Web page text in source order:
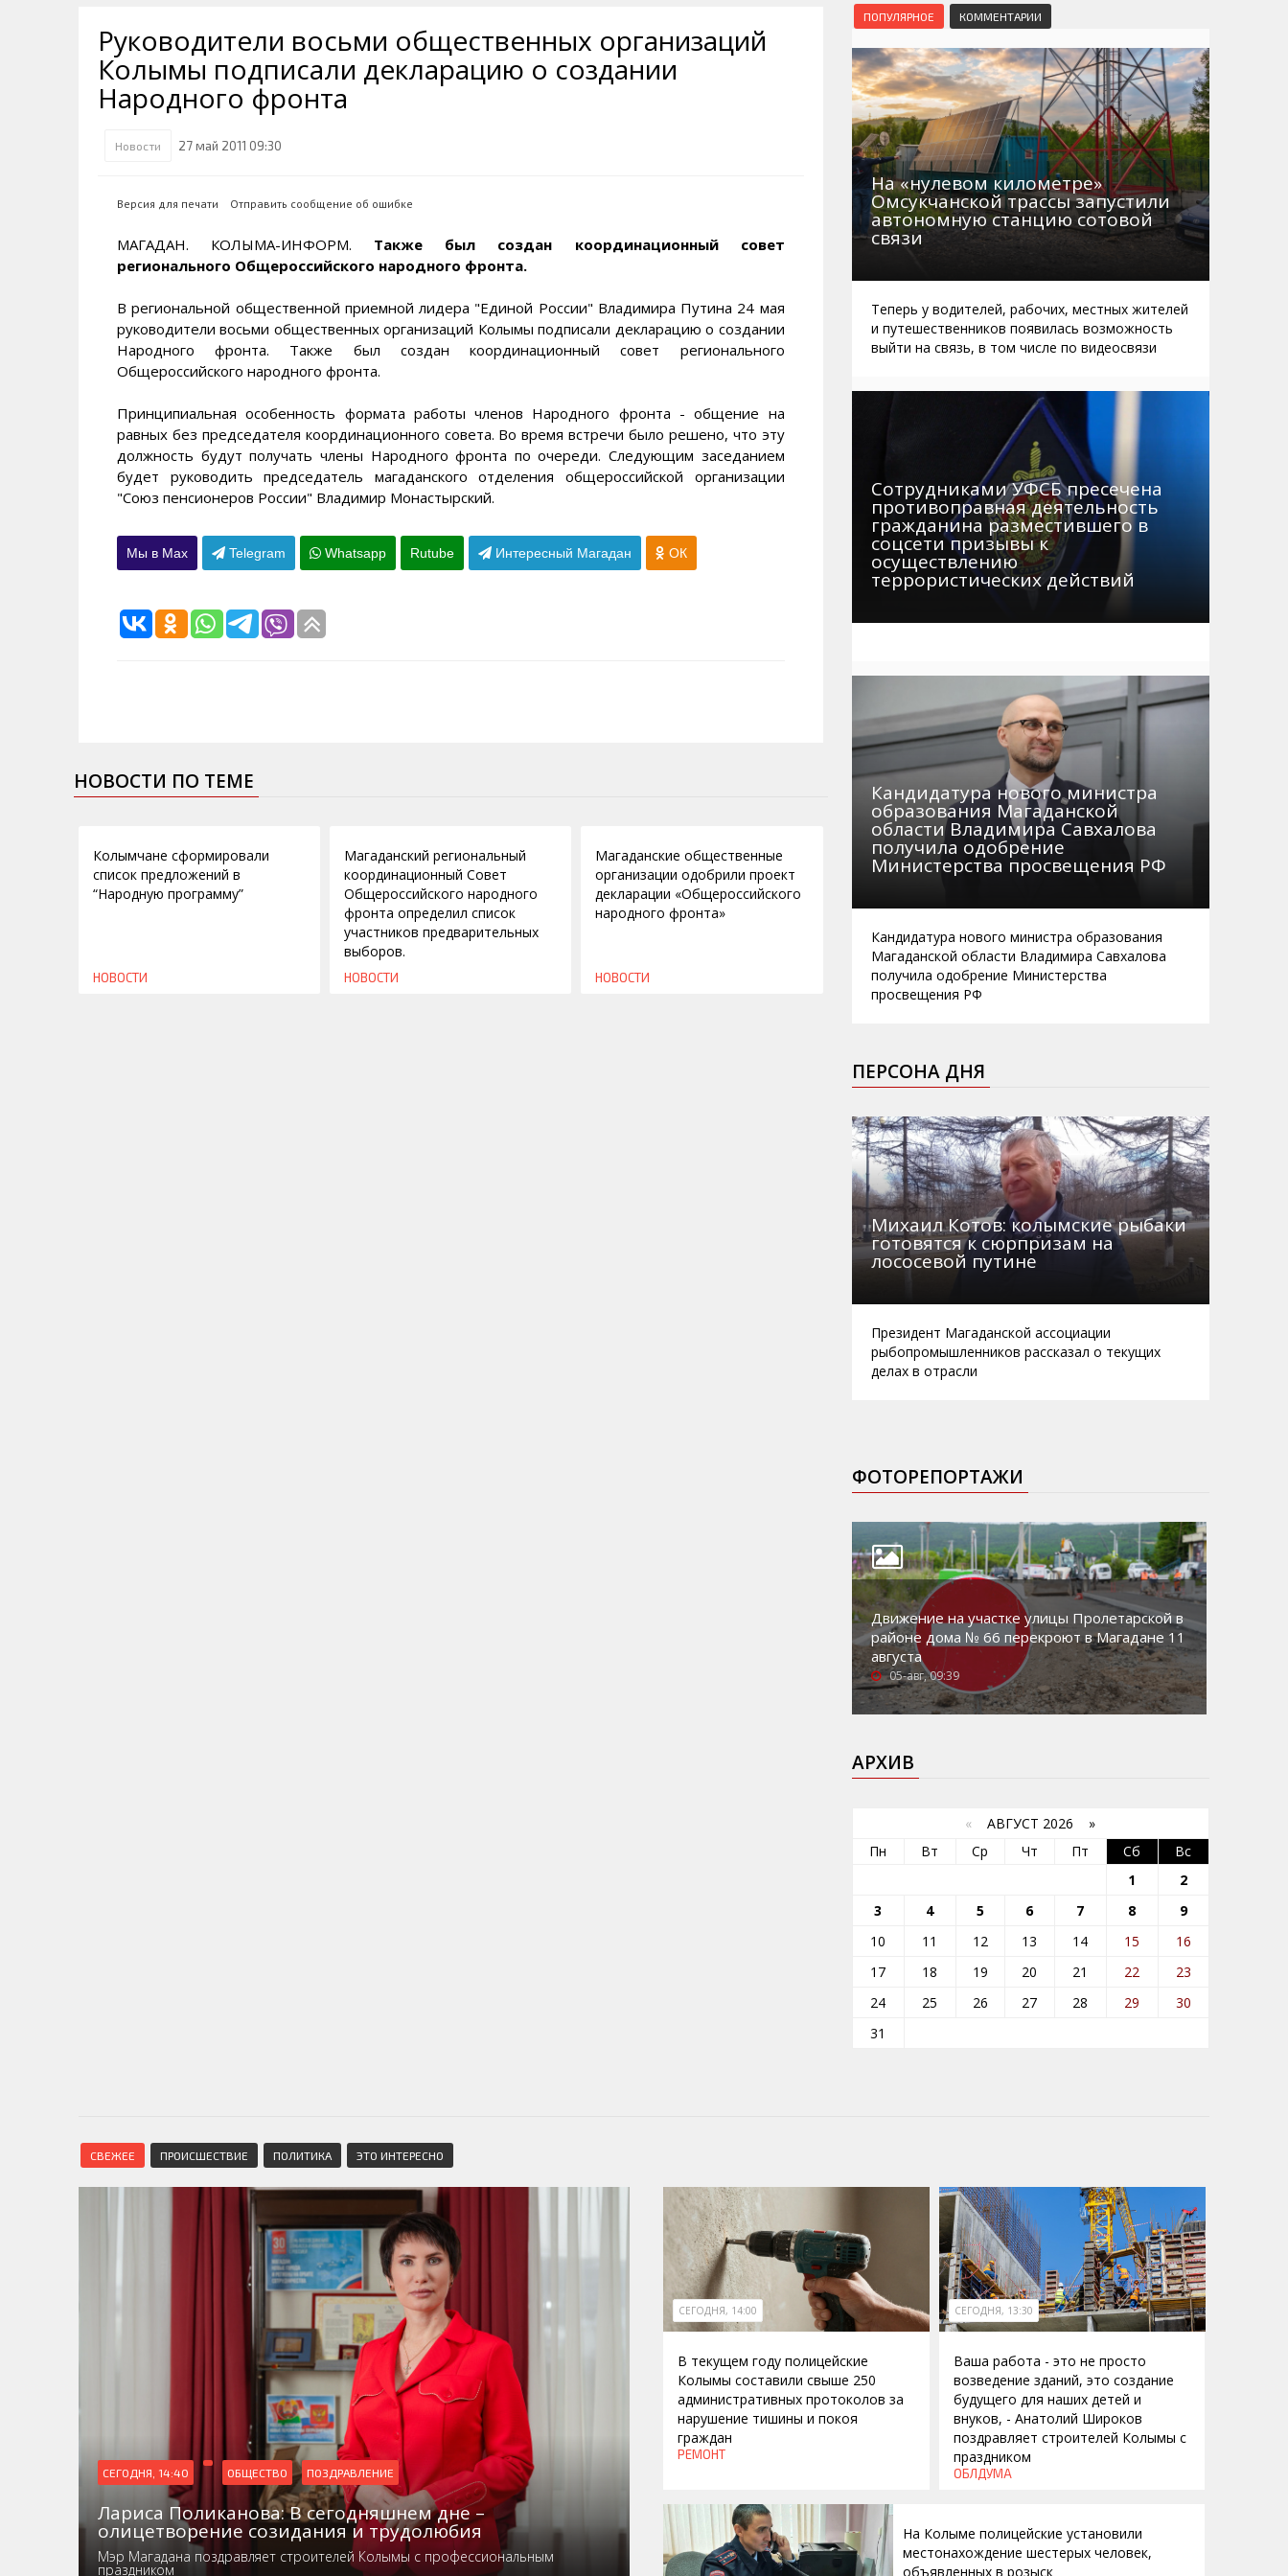
Их надо знать. Галерея славы
Колымы
Достопримечательности
Магадана и области
Туристическик маршруты
Песни о Колыме
Хранители экрана. Заставки
3D районы города
Фотоальбом
Маршруты. Улицы, остановки
Автобусы Магадан – Аэропорт
Таблица приливов отливов
Наркоте нет
Аэропорт Магадан
Полицейских не бить
Сельское хозяйство
Визит
Благоустройство
Косторезы Магадана
Профсоюзы
Мошенники
Интернет
Жилье
Не мусорить
Браконьеры
Руководители восьми общественных организаций
Колымы подписали декларацию о создании
Народного фронта
Новости 27 май 2011 09:30
Версия для печати Отправить сообщение об ошибке
МАГАДАН. КОЛЫМА-ИНФОРМ. Также был создан координационный совет
регионального Общероссийского народного фронта.
В региональной общественной приемной лидера "Единой России" Владимира Путина 24 мая
руководители восьми общественных организаций Колымы подписали декларацию о создании
Народного фронта. Также был создан координационный совет регионального
Общероссийского народного фронта.
Принципиальная особенность формата работы членов Народного фронта - общение на
равных без председателя координационного совета. Во время встречи было решено, что эту
должность будут получать члены Народного фронта по очереди. Следующим заседанием
будет руководить председатель магаданского отделения общероссийской организации
"Союз пенсионеров России" Владимир Монастырский.
Мы в Max Telegram Whatsapp Rutube Интересный Магадан ОК
НОВОСТИ ПО ТЕМЕ
Колымчане сформировали
список предложений в
“Народную программу”
НОВОСТИ
Магаданский региональный
координационный Совет
Общероссийского народного
фронта определил список
участников предварительных
выборов.
НОВОСТИ
Магаданские общественные
организации одобрили проект
декларации «Общероссийского
народного фронта»
НОВОСТИ
ПОПУЛЯРНОЕ КОММЕНТАРИИ
На «нулевом километре»
Омсукчанской трассы запустили
автономную станцию сотовой
связи
Теперь у водителей, рабочих, местных жителей
и путешественников появилась возможность
выйти на связь, в том числе по видеосвязи
Сотрудниками УФСБ пресечена
противоправная деятельность
гражданина разместившего в
соцсети призывы к
осуществлению
террористических действий
Кандидатура нового министра
образования Магаданской
области Владимира Савхалова
получила одобрение
Министерства просвещения РФ
Кандидатура нового министра образования
Магаданской области Владимира Савхалова
получила одобрение Министерства
просвещения РФ
ПЕРСОНА ДНЯ
Михаил Котов: колымские рыбаки
готовятся к сюрпризам на
лососевой путине
Президент Магаданской ассоциации
рыбопромышленников рассказал о текущих
делах в отрасли
ФОТОРЕПОРТАЖИ
Движение на участке улицы Пролетарской в
районе дома № 66 перекроют в Магадане 11
августа
05-авг, 09:39
АРХИВ
« АВГУСТ 2026 »
Пн
Вт Ср Чт Пт Сб
Вс
1
2
3
4 5 6 7 8
9
10
11 12 13 14 15
16
17
18 19 20 21 22
23
24
25 26 27 28 29
30
31
СВЕЖЕЕ ПРОИСШЕСТВИЕ ПОЛИТИКА ЭТО ИНТЕРЕСНО
СЕГОДНЯ, 14:40 ОБЩЕСТВО ПОЗДРАВЛЕНИЕ
Лариса Поликанова: В сегодняшнем дне –
олицетворение созидания и трудолюбия
Мэр Магадана поздравляет строителей Колымы с профессиональным
праздником
СЕГОДНЯ, 14:00
В текущем году полицейские
Колымы составили свыше 250
административных протоколов за
нарушение тишины и покоя
граждан
РЕМОНТ
СЕГОДНЯ, 13:30
Ваша работа - это не просто
возведение зданий, это создание
будущего для наших детей и
внуков, - Анатолий Широков
поздравляет строителей Колымы с
праздником
ОБЛДУМА
На Колыме полицейские установили
местонахождение шестерых человек,
объявленных в розыск